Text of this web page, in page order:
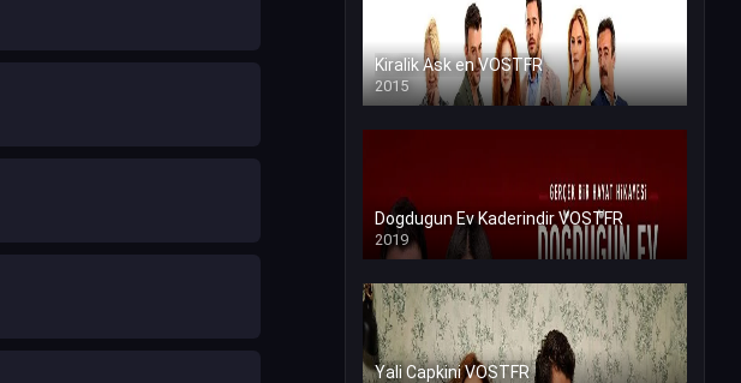
Kiralik Ask en VOSTFR
2015
Dogdugun Ev Kaderindir VOSTFR
2019
Yali Capkini VOSTFR